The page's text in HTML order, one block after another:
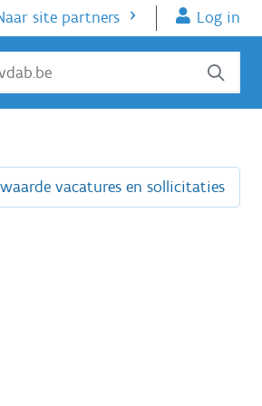
site partners Log in
vacatures en sollicitaties